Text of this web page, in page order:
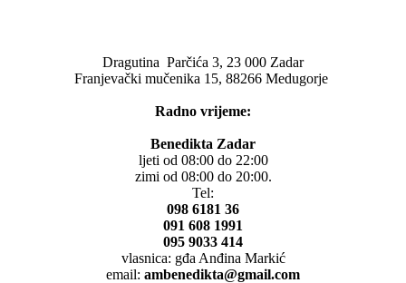
Dragutina Parčića 3, 23 000 Zadar
Franjevački mučenika 15, 88266 Medugorje
Radno vrijeme:
Benedikta Zadar
ljeti od 08:00 do 22:00
zimi od 08:00 do 20:00.
Tel:
098 6181 36
091 608 1991
095 9033 414
vlasnica: gđa Anđina Markić
email: ambenedikta@gmail.com